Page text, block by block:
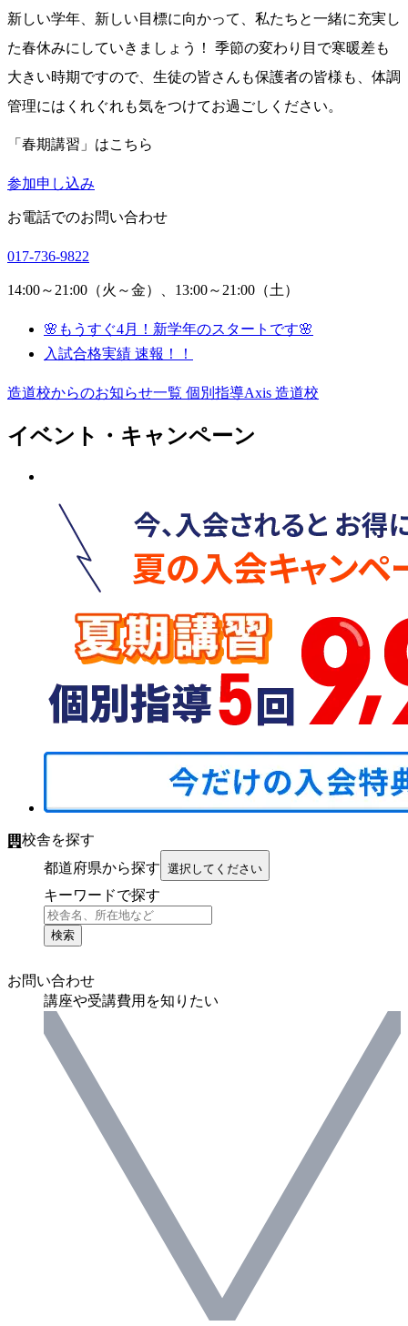
新しい学年、新しい目標に向かって、私たちと一緒に充実し
た春休みにしていきましょう！ 季節の変わり目で寒暖差も
大きい時期ですので、生徒の皆さんも保護者の皆様も、体調
管理にはくれぐれも気をつけてお過ごしください。
「春期講習」はこちら
参加申し込み
お電話でのお問い合わせ
017-736-9822
14:00～21:00（火～金）、13:00～21:00（土）
🌸もうすぐ4月！新学年のスタートです🌸
入試合格実績 速報！！
造道校からのお知らせ一覧 個別指導Axis 造道校
イベント・キャンペーン
校舎を探す
都道府県から探す 選択してください
キーワードで探す
検索
お問い合わせ
講座や受講費用を知りたい